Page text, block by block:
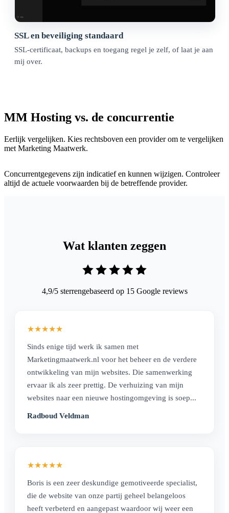
SSL en beveiliging standaard
SSL-certificaat, backups en toegang regel je zelf, of laat je aan
mij over.
MM Hosting vs. de concurrentie
Eerlijk vergelijken. Kies rechtsboven een provider om te vergelijken
met Marketing Maatwerk.
Concurrentgegevens zijn indicatief en kunnen wijzigen. Controleer
altijd de actuele voorwaarden bij de betreffende provider.
Wat klanten zeggen
4,9/5 sterrengebaseerd op 15 Google reviews
★★★★★
Sinds enige tijd werk ik samen met
Marketingmaatwerk.nl voor het beheer en de verdere
ontwikkeling van mijn websites. Die samenwerking
ervaar ik als zeer prettig. De verhuizing van mijn
websites naar een nieuwe hostingomgeving is soep...
Radboud Veldman
★★★★★
Boris is een zeer deskundige gemotiveerde specialist,
die de website van onze partij geheel belangeloos
heeft verbeterd en aangepast waardoor wij weer een